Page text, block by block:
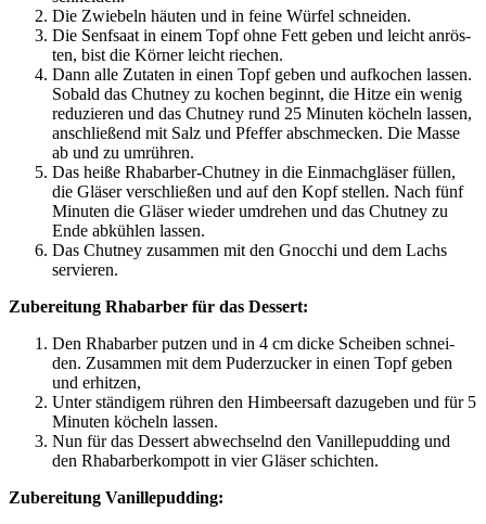
Die Zwie­beln häu­ten und in fei­ne Wür­fel schneiden.
Die Senf­saat in einem Topf ohne Fett geben und leicht anrös­
ten, bist die Kör­ner leicht riechen.
Dann alle Zuta­ten in einen Topf geben und auf­ko­chen las­sen.
Sobald das Chut­ney zu kochen beginnt, die Hit­ze ein wenig
redu­zie­ren und das Chut­ney rund 25 Minu­ten köcheln las­sen,
anschlie­ßend mit Salz und Pfef­fer abschme­cken. Die Mas­se
ab und zu umrühren.
Das hei­ße Rha­bar­ber-Chut­ney in die Ein­mach­glä­ser fül­len,
die Glä­ser ver­schlie­ßen und auf den Kopf stel­len. Nach fünf
Minu­ten die Glä­ser wie­der umdre­hen und das Chut­ney zu
Ende abküh­len lassen.
Das Chut­ney zusam­men mit den Gnoc­chi und dem Lachs
servieren.
Zube­rei­tung Rha­bar­ber für das Dessert:
Den Rha­bar­ber put­zen und in 4 cm dicke Schei­ben schnei­
den. Zusam­men mit dem Puder­zu­cker in einen Topf geben
und erhitzen,
Unter stän­di­gem rüh­ren den Him­beer­saft dazu­ge­ben und für 5
Minu­ten köcheln lassen.
Nun für das Des­sert abwech­selnd den Vanil­le­pud­ding und
den Rha­bar­ber­kom­pott in vier Glä­ser schichten.
Zube­rei­tung Vanillepudding: